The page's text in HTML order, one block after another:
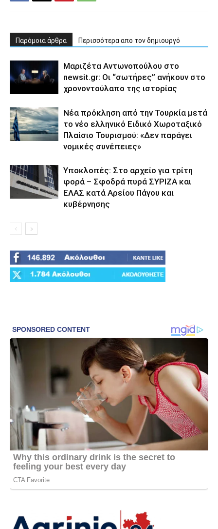
Παρόμοια άρθρα Περισσότερα απο τον δημιουργό
Μαριζέτα Αντωνοπούλου στο
newsit.gr: Οι “σωτήρες” ανήκουν στο
χρονοντούλαπο της ιστορίας
Νέα πρόκληση από την Τουρκία μετά
το νέο ελληνικό Ειδικό Χωροταξικό
Πλαίσιο Τουρισμού: «Δεν παράγει
νομικές συνέπειες»
Υποκλοπές: Στο αρχείο για τρίτη
φορά – Σφοδρά πυρά ΣΥΡΙΖΑ και
ΕΛΑΣ κατά Αρείου Πάγου και
κυβέρνησης